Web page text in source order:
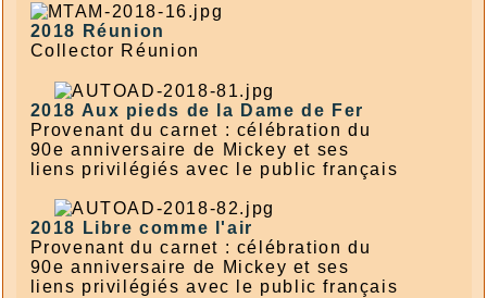
2018 Réunion
Collector Réunion
2018 Aux pieds de la Dame de Fer
Provenant du carnet : célébration du
90e anniversaire de Mickey et ses
liens privilégiés avec le public français
2018
Libre comme l'air
Provenant du carnet : célébration du
90e anniversaire de Mickey et ses
liens privilégiés avec le public français